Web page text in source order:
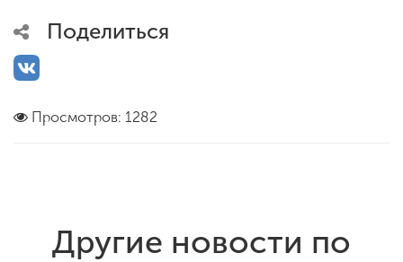
Поделиться
Просмотров: 1282
Другие новости по